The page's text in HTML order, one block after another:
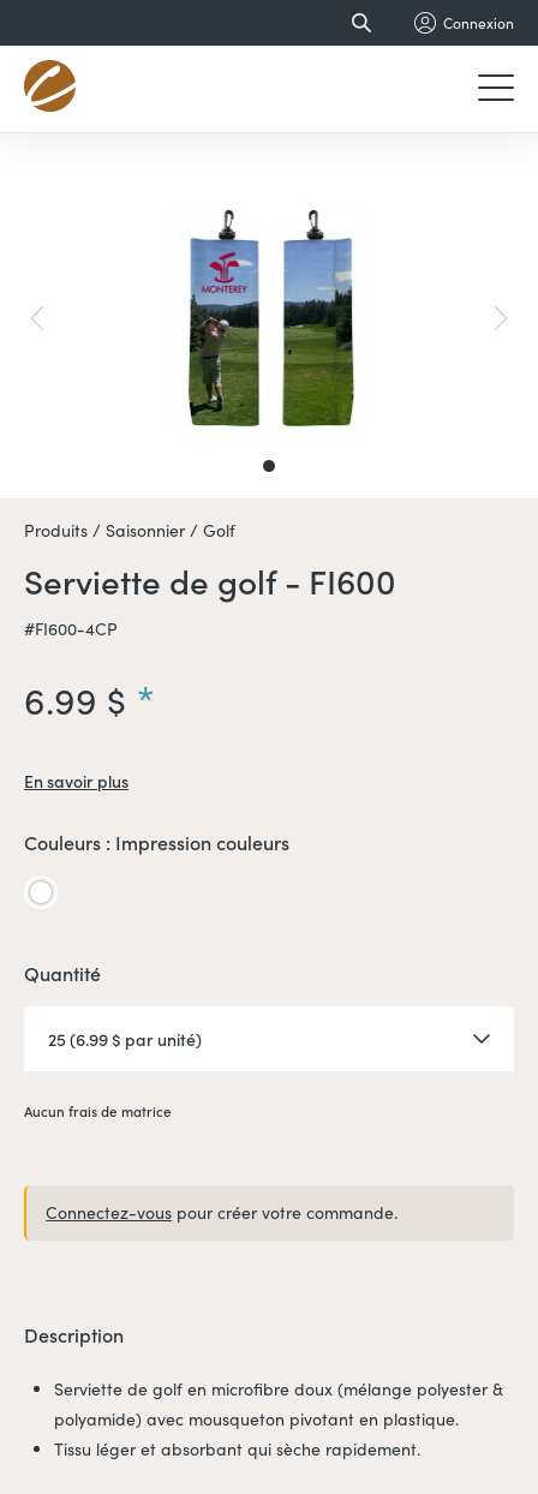
Connexion
Produits / Saisonnier / Golf
Serviette de golf - FI600
#FI600-4CP
6.99 $
En savoir plus
Couleurs : Impression couleurs
Impression
couleurs
Quantité
Aucun frais de matrice
Connectez-vous pour créer votre commande.
Description
Serviette de golf en microfibre doux (mélange polyester &
polyamide) avec mousqueton pivotant en plastique.
Tissu léger et absorbant qui sèche rapidement.